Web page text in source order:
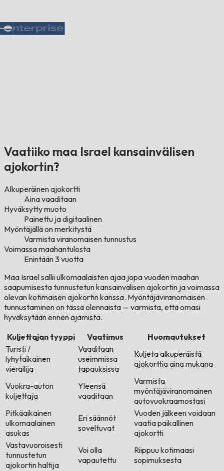
Vaatiiko maa Israel kansainvälisen
ajokortin?
Alkuperäinen ajokortti
Aina vaaditaan
Hyväksytty muoto
Painettu ja digitaalinen
Myöntäjällä on merkitystä
Varmista viranomaisen tunnustus
Voimassa maahantulosta
Enintään 3 vuotta
Maa Israel sallii ulkomaalaisten ajaa jopa vuoden maahan
saapumisesta tunnustetun kansainvälisen ajokortin ja voimassa
olevan kotimaisen ajokortin kanssa. Myöntäjäviranomaisen
tunnustaminen on tässä olennaista — varmista, että omasi
hyväksytään ennen ajamista.
Kuljettajan tyyppi
Vaatimus
Huomautukset
Turisti /
lyhytaikainen
vierailija
Vaaditaan
useimmissa
tapauksissa
Kuljeta alkuperäistä
ajokorttia aina mukana
Vuokra-auton
kuljettaja
Yleensä
vaaditaan
Varmista
myöntäjäviranomainen
autovuokraamostasi
Pitkäaikainen
ulkomaalainen
asukas
Eri säännöt
soveltuvat
Vuoden jälkeen voidaan
vaatia paikallinen
ajokortti
Vastavuoroisesti
tunnustetun
ajokortin haltija
Voi olla
vapautettu
Riippuu kotimaasi
sopimuksesta